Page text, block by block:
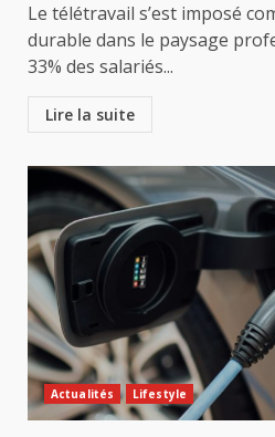
Le télétravail s’est imposé
durable dans le paysage
33% des salariés...
Lire la suite
Actualités Lifestyle